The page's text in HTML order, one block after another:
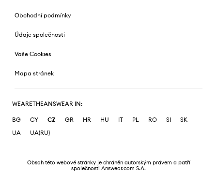
Obchodní podmínky
Údaje společnosti
Vaše Cookies
Mapa stránek
WEARETHEANSWEAR IN:
BG CY CZ GR HR HU IT PL RO SI
SK
UA
UA(RU)
Obsah této webové stránky je chráněn autorským právem a patří
společnosti Answear.com S.A.